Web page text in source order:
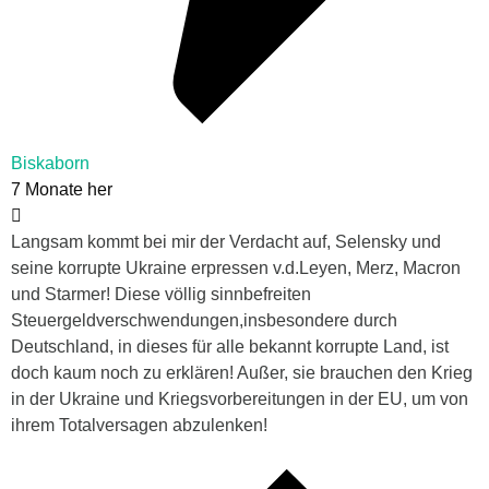
Biskaborn
7 Monate her
Langsam kommt bei mir der Verdacht auf, Selensky und
seine korrupte Ukraine erpressen v.d.Leyen, Merz, Macron
und Starmer! Diese völlig sinnbefreiten
Steuergeldverschwendungen,insbesondere durch
Deutschland, in dieses für alle bekannt korrupte Land, ist
doch kaum noch zu erklären! Außer, sie brauchen den Krieg
in der Ukraine und Kriegsvorbereitungen in der EU, um von
ihrem Totalversagen abzulenken!